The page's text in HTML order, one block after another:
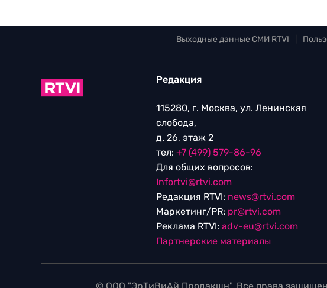
Выходные данные СМИ RTVI
Редакция
115280, г. Москва, ул. Ленинская
слобода,
д. 26, этаж 2
тел: +7 (499) 579-86-96
Для общих вопросов:
Infortvi@rtvi.com
Редакция RTVI: news@rtvi.com
Маркетинг/PR: pr@rtvi.com
Реклама RTVI: adv-eu@rtvi.com
Партнерские материалы